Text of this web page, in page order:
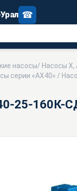
☎
насосы/ Насосы Х,
серии «АХ40» /
25-160К-